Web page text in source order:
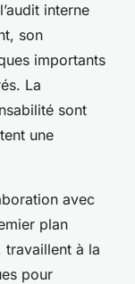
interne
son
importants
La
sont
une
avec
plan
travaillent à la
pour